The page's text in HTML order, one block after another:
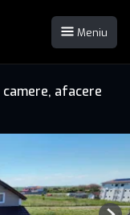
Meniu
afacere